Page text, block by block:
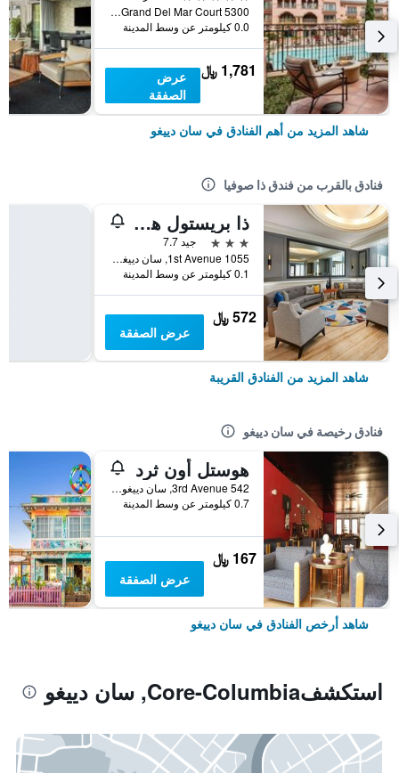
5300 Grand Del Mar Court, سان دييغو, CA, الولايات المتحدة الأميريكية
0.0 كيلومتر عن وسط المدينة
1,781 ﷼
عرض
الصفقة
شاهد المزيد من أهم الفنادق في سان دييغو
فنادق بالقرب من فندق ذا صوفيا
ذا بريستول هوتل سان دييجو
3 نجوم
جيد 7.7
1055 1st Avenue, سان دييغو, CA, الولايات المتحدة الأميريكية
0.1 كيلومتر عن وسط المدينة
572 ﷼
عرض الصفقة
شاهد المزيد من الفنادق القريبة
فنادق رخيصة في سان دييغو
هوستل أون ثرد
542 3rd Avenue, سان دييغو, CA, الولايات المتحدة الأميريكية
0.7 كيلومتر عن وسط المدينة
167 ﷼
عرض الصفقة
شاهد أرخص الفنادق في سان دييغو
استكشفCore-Columbia, سان دييغو